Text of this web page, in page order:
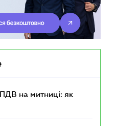
на митниці: як